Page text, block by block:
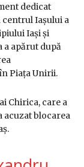
dedicat
Iașului a
Iași și
a apărut după
Piața Unirii.
Chirica, care a
acuzat blocarea